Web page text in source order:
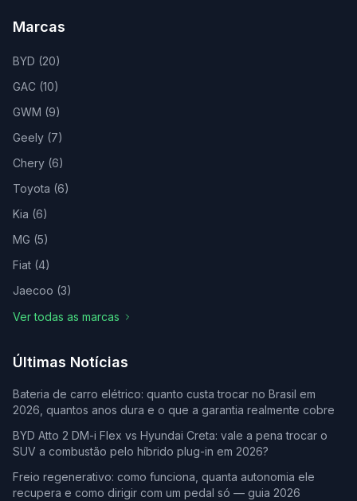
Marcas
BYD (20)
GAC (10)
GWM (9)
Geely (7)
Chery (6)
Toyota (6)
Kia (6)
MG (5)
Fiat (4)
Jaecoo (3)
Ver todas as marcas
Últimas Notícias
Bateria de carro elétrico: quanto custa trocar no Brasil em
2026, quantos anos dura e o que a garantia realmente cobre
BYD Atto 2 DM-i Flex vs Hyundai Creta: vale a pena trocar o
SUV a combustão pelo híbrido plug-in em 2026?
Freio regenerativo: como funciona, quanta autonomia ele
recupera e como dirigir com um pedal só — guia 2026